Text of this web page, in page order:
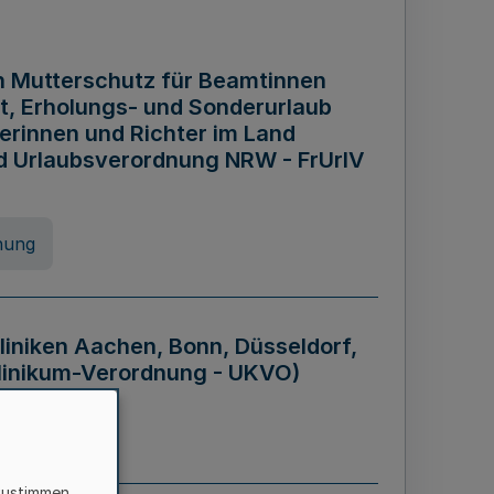
Mutterschutz für Beamtinnen
Erholungs- und Sonderurlaub
und Richter im Land
NRW - FrUrlV
Aachen, Bonn, Düsseldorf,
Verordnung - UKVO)